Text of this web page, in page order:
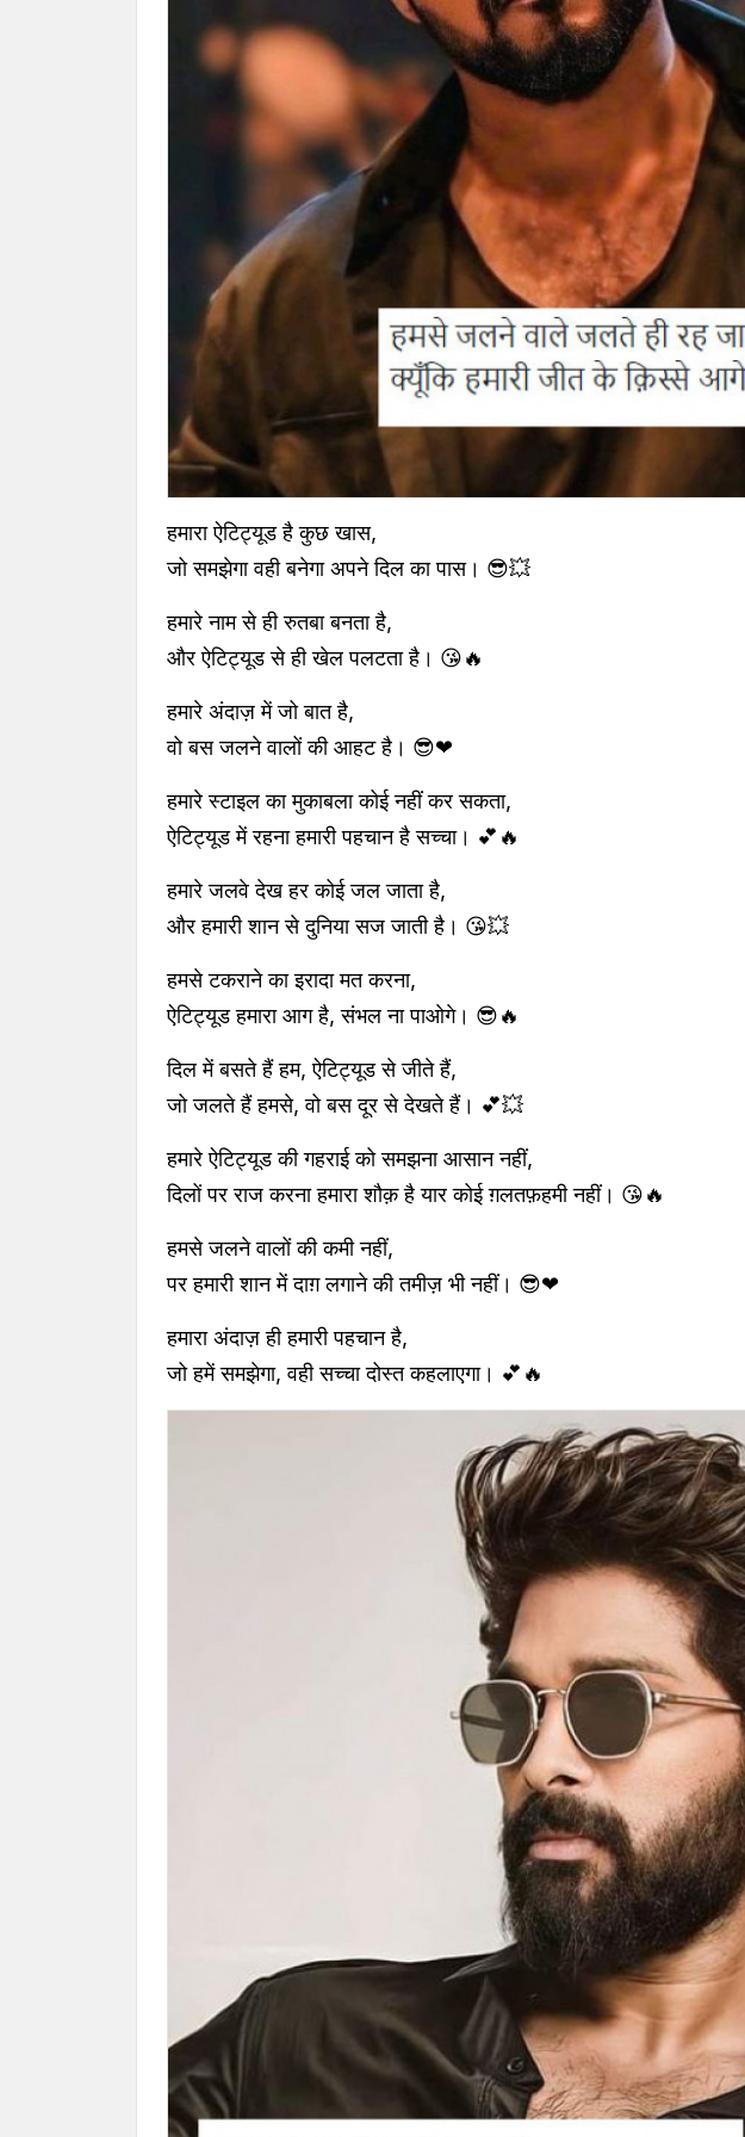
हमारा ऐटिट्यूड है कुछ खास,
जो समझेगा वही बनेगा अपने दिल का पास। 😎💥
हमारे नाम से ही रुतबा बनता है,
और ऐटिट्यूड से ही खेल पलटता है। 😘🔥
हमारे अंदाज़ में जो बात है,
वो बस जलने वालों की आहट है। 😎❤
हमारे स्टाइल का मुकाबला कोई नहीं कर सकता,
ऐटिट्यूड में रहना हमारी पहचान है सच्चा। 💕🔥
हमारे जलवे देख हर कोई जल जाता है,
और हमारी शान से दुनिया सज जाती है। 😘💥
हमसे टकराने का इरादा मत करना,
ऐटिट्यूड हमारा आग है, संभल ना पाओगे। 😎🔥
दिल में बसते हैं हम, ऐटिट्यूड से जीते हैं,
जो जलते हैं हमसे, वो बस दूर से देखते हैं। 💕💥
हमारे ऐटिट्यूड की गहराई को समझना आसान नहीं,
दिलों पर राज करना हमारा शौक़ है यार कोई ग़लतफ़हमी नहीं। 😘🔥
हमसे जलने वालों की कमी नहीं,
पर हमारी शान में दाग़ लगाने की तमीज़ भी नहीं। 😎❤
हमारा अंदाज़ ही हमारी पहचान है,
जो हमें समझेगा, वही सच्चा दोस्त कहलाएगा। 💕🔥